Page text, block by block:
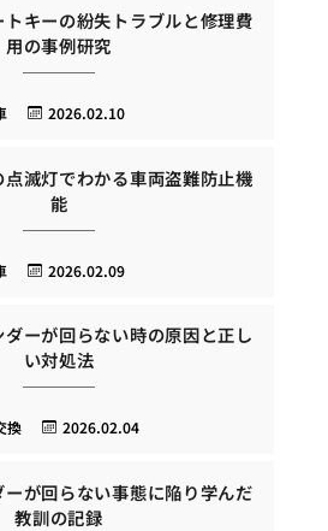
キーの紛失トラブルと修理費
用の事例研究
2026.02.10
滅灯でわかる車両盗難防止機
能
2026.02.09
ーが回らない時の原因と正し
い対処法
2026.02.04
換
が回らない事態に陥り学んだ
教訓の記録